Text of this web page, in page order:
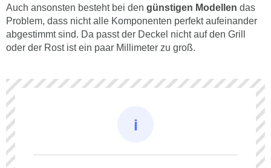
Auch ansonsten besteht bei den günstigen Modellen das
Problem, dass nicht alle Komponenten perfekt aufeinander
abgestimmt sind. Da passt der Deckel nicht auf den Grill
oder der Rost ist ein paar Millimeter zu groß.